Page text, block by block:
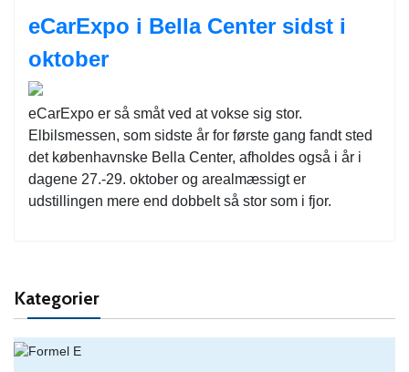
eCarExpo i Bella Center sidst i
oktober
eCarExpo er så småt ved at vokse sig stor.
Elbilsmessen, som sidste år for første gang fandt sted
det københavnske Bella Center, afholdes også i år i
dagene 27.-29. oktober og arealmæssigt er
udstillingen mere end dobbelt så stor som i fjor.
Kategorier